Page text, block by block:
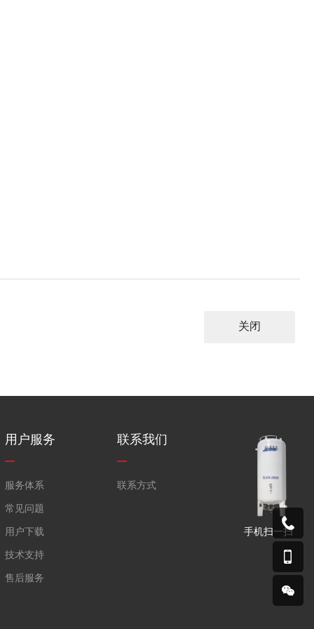
关闭
用户服务
服务体系
常见问题
用户下载
技术支持
售后服务
联系我们
联系方式
手机扫一扫